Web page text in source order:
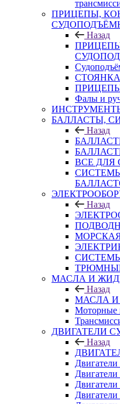
ПРИЦЕПЫ,
Назад
Фалы и
БАЛЛАСТЫ,
Назад
ВСЕ ДЛЯ
Назад
МАСЛА И
Назад
МАСЛА И
Моторные
ДВИГАТЕЛИ
Назад